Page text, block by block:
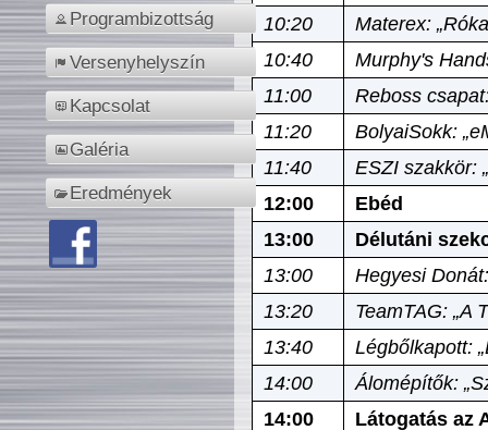
Programbizottság
Versenyhelyszín
Kapcsolat
Galéria
Eredmények
10:20
Materex:
10:40
Murphy's
11:00
Reboss
11:20
BolyaiSokk:
11:40
ESZI szakkör:
12:00
Ebéd
13:00
Délutáni
13:00
Hegyesi
13:20
TeamTAG: „A
13:40
Légbőlkapott:
14:00
Álomépítők:
14:00
Látogatás az